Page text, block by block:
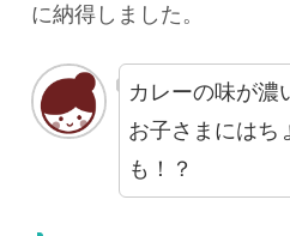
に納得しました。
カレーの味が濃
お子さまにはち
も！？